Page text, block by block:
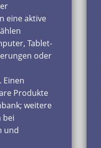
eine aktive
Tablet-
oder
Einen
Produkte
weitere
bei
und